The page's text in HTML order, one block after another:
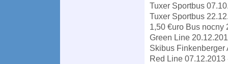
Tuxer Sportbus
Tuxer Sportbus
1,50 €uro Bus nocny
Green Line
Skibus
Red Line